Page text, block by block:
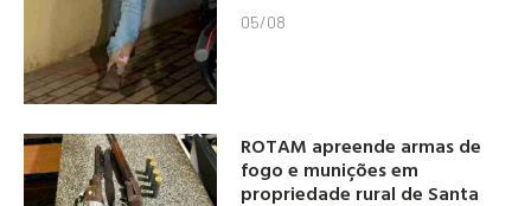
05/08
ROTAM apreende armas de
fogo e munições em
propriedade rural de Santa